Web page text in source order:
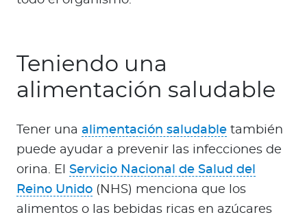
Teniendo una
alimentación saludable
Tener una alimentación saludable también
puede ayudar a prevenir las infecciones de
orina. El Servicio Nacional de Salud del
Reino Unido (NHS) menciona que los
alimentos o las bebidas ricas en azúcares